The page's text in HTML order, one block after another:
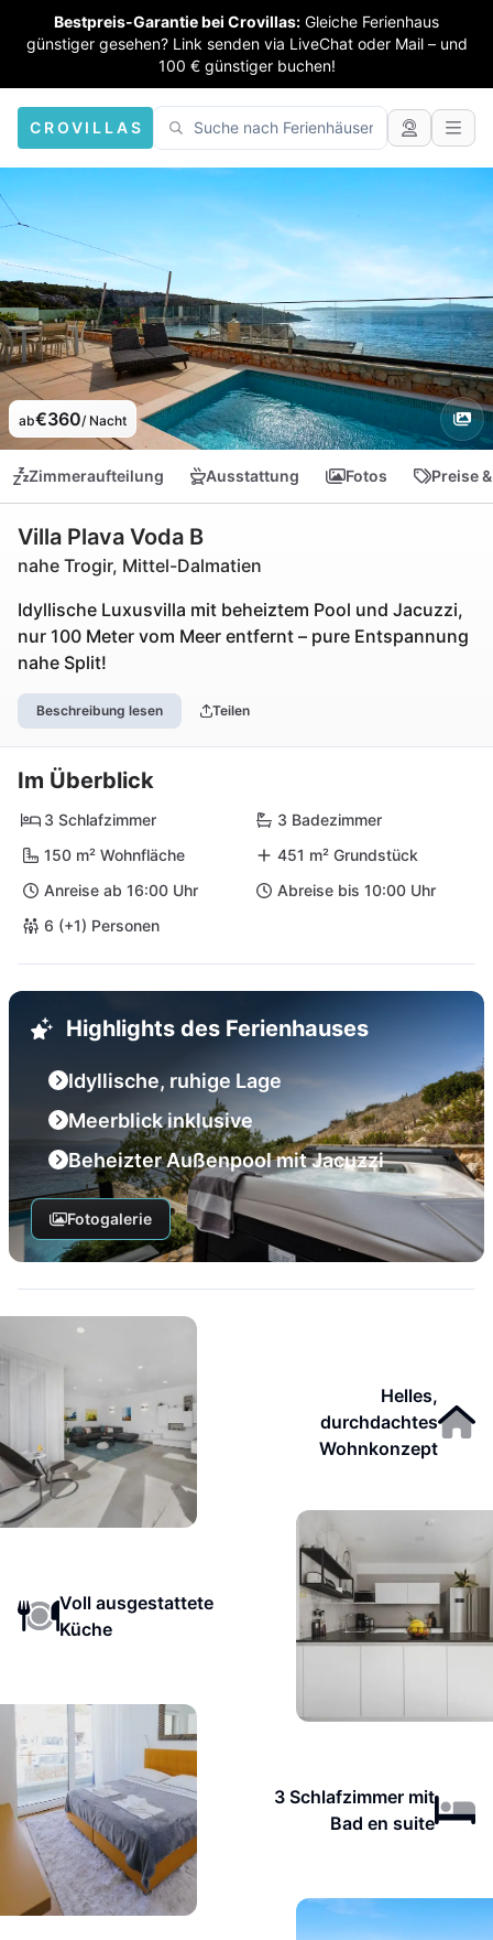
Bestpreis-Garantie bei Crovillas: Gleiche Ferienhaus
günstiger gesehen? Link senden via LiveChat oder Mail – und
100 € günstiger buchen!
CROVILLAS
ab€360/ Nacht
Zimmeraufteilung Ausstattung Fotos Preise
Villa Plava Voda B
nahe Trogir, Mittel-Dalmatien
Idyllische Luxusvilla mit beheiztem Pool und Jacuzzi,
nur 100 Meter vom Meer entfernt – pure Entspannung
nahe Split!
Beschreibung lesen Teilen
Im Überblick
3 Schlafzimmer
3 Badezimmer
150 m² Wohnfläche
451 m² Grundstück
Anreise ab 16:00 Uhr
Abreise bis 10:00 Uhr
6 (+1) Personen
Highlights des Ferienhauses
Idyllische, ruhige Lage
Meerblick inklusive
Beheizter Außenpool mit Jacuzzi
Fotogalerie
Helles,
durchdachtes
Wohnkonzept
Voll ausgestattete
Küche
3 Schlafzimmer mit
Bad en suite